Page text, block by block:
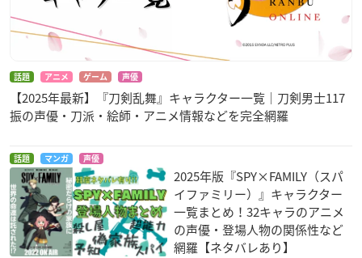
ズ
ハルク
ヴァイネイ・ハルタ
魏延
霊剣山 星屑たちの宴
家元
ク
ゲルト・シーレ
TERNATIVE ARCHIT
ECTURE
バトー
話題 アニメ ゲーム 声優
【2025年最新】『刀剣乱舞』キャラクター一覧｜刀剣男士117
振の声優・刀派・絵師・アニメ情報などを完全網羅
話題 マンガ 声優
2025年版『SPY×FAMILY（スパ
イファミリー）』キャラクター
一覧まとめ！32キャラのアニメ
の声優・登場人物の関係性など
網羅【ネタバレあり】